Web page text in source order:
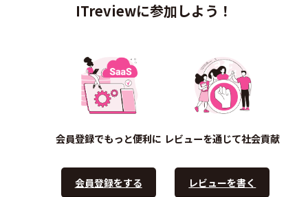
ITreviewに参加しよう！
会員登録でもっと便利に
会員登録をする
レビューを通じて社会貢献
レビューを書く